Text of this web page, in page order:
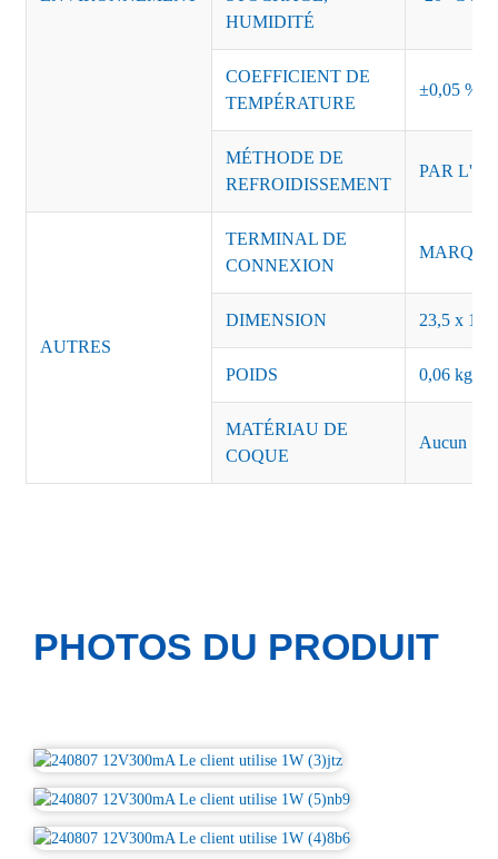
HUMIDITÉ
COEFFICIENT DE
TEMPÉRATURE
±0,05 %/
MÉTHODE DE
REFROIDISSEMENT
PAR
AUTRES
TERMINAL DE
CONNEXION
DIMENSION 23,5 x
POIDS 0,06 kg/
MATÉRIAU DE
COQUE
Aucun
PHOTOS DU PRODUIT